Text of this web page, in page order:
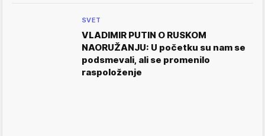
SVET
VLADIMIR PUTIN O RUSKOM
NAORUŽANJU: U početku su nam se
podsmevali, ali se promenilo
raspoloženje